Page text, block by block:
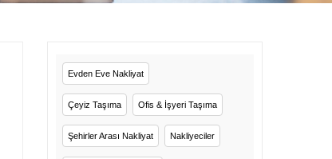
Evden Eve Nakliyat
Çeyiz Taşıma Ofis & İşyeri Taşıma
Şehirler Arası Nakliyat Nakliyeciler